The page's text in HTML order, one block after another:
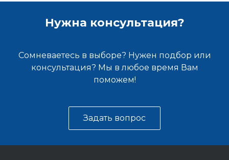
Нужна консультация?
Сомневаетесь в выборе? Нужен подбор или
консультация? Мы в любое время Вам
поможем!
Задать вопрос